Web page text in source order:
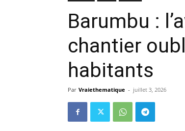
Barumbu :
chantier
habitants
Par Vraiethematique - juillet 3, 2026